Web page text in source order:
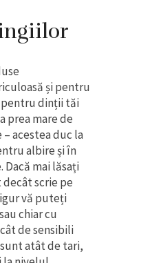
și pentru
pentru dinții tăi
prea mare de
acestea duc la
albire și în
mai lăsați
scrie pe
vă puteți
chiar cu
de sensibili
atât de tari,